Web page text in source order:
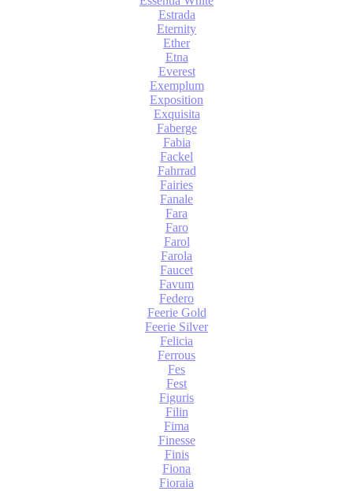
Estrada
Eternity
Ether
Etna
Everest
Exemplum
Exposition
Exquisita
Faberge
Fabia
Fackel
Fahrrad
Fairies
Fanale
Fara
Faro
Farol
Farola
Faucet
Favum
Federo
Feerie Gold
Feerie Silver
Felicia
Ferrous
Fes
Fest
Figuris
Filin
Fima
Finesse
Finis
Fiona
Fioraia